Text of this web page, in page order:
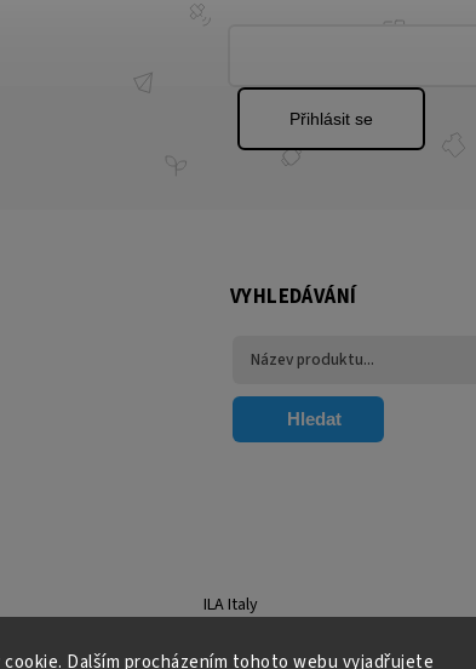
Dalším procházením tohoto webu vyjadřujete
Přihlásit se
VYHLEDÁVÁNÍ
Hledat
ILA Italy